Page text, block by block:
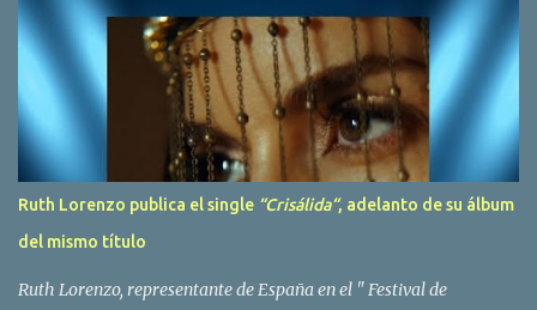
padeciendo desde hace tiempo. Patricia Fernández Goberna,
nacida en 1957, entró a formar parte de la formación musical
antes mencionada en el año 1979 sustituyendo a Amaya Saizar. Es
el año 1980 cuando son elegidos para representar a España en
Dublín donde, con su tema Quedate esta noche, obtienen el puesto
12 de 19 países. Tras esta participación graban en Estados Unidos
el disco Entrañablemente , abriendole las puertas del éxito en
America Latina, en especial en Mexico, en donde pasan largas
temporadas. En Trigo Limpio permanecerá hasta el año 1988,
Ruth Lorenzo publica el single “Crisálida“, adelanto de su álbum
del mismo título
Ruth Lorenzo, representante de España en el " Festival de